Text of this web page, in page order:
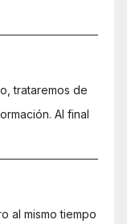
trataremos de
Al final
al mismo tiempo